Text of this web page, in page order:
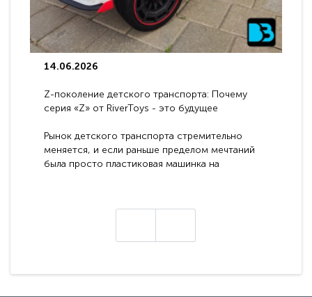
14.06.2026
Z-поколение детского транспорта: Почему
серия «Z» от RiverToys - это будущее
Рынок детского транспорта стремительно
меняется, и если раньше пределом мечтаний
была просто пластиковая машинка на